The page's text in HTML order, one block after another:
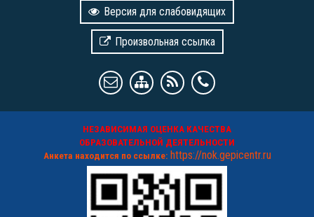
Версия для слабовидящих
Произвольная ссылка
НЕЗАВИСИМАЯ ОЦЕНКА КАЧЕСТВА
ОБРАЗОВАТЕЛЬНОЙ ДЕЯТЕЛЬНОСТИ
Анкета находится по ссылке: https://nok.gepicentr.ru